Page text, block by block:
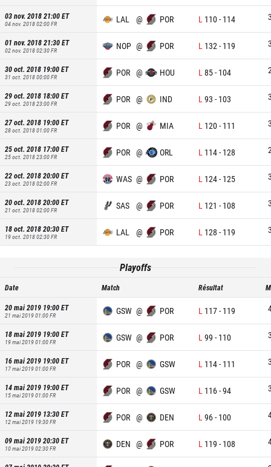
03 nov. 2018 21:00ET
04 nov. 2018 02:00FR LAL @ POR L 110- 114
01 nov. 2018 21:30ET
02 nov. 2018 02:30FR NOP @ POR L 132 - 119
30 oct. 2018 19:00ET
31 oct. 2018 00:00FR POR @ HOU L 85- 104
29 oct. 2018 18:00ET
29 oct. 2018 23:00FR POR @ IND L 93 - 103
27 oct. 2018 19:00ET
28 oct. 2018 01:00FR POR @ MIA L 120- 111
25 oct. 2018 17:00ET
25 oct. 2018 23:00FR POR @ ORL L 114- 128
22 oct. 2018 20:00ET
23 oct. 2018 02:00FR WAS @ POR L 124- 125
20 oct. 2018 20:00ET
21 oct. 2018 02:00FR SAS @ POR L 121 - 108
18 oct. 2018 20:30ET
19 oct. 2018 02:30FR LAL @ POR L 128 - 119
Playoffs
Date Match Résultat
20 mai 2019 19:00ET
21 mai 2019 01:00FR GSW @ POR L 117- 119
18 mai 2019 19:00ET
19 mai 2019 01:00FR GSW @ POR L 99 - 110
16 mai 2019 19:00ET
17 mai 2019 01:00FR POR @ GSW L 114- 111
14 mai 2019 19:00ET
15 mai 2019 01:00FR POR @ GSW L 116-94
12 mai 2019 13:30ET
12 mai 2019 19:30FR POR @ DEN L 96- 100
09 mai 2019 20:30ET
10 mai 2019 02:30FR DEN @ POR L 119 - 108